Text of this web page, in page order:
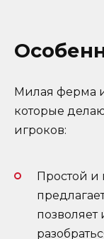
Милая ферма
которые
игроков:
Простой и
позволяет